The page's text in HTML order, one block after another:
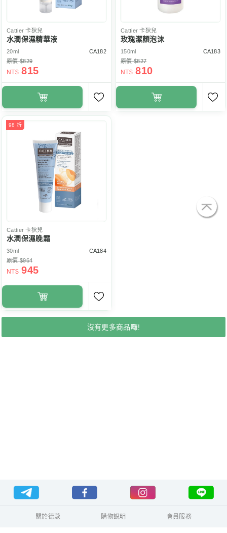
Cattier 卡狄兒
水潤保濕精華液
20ml
CA182
原價 $829
NT$ 815
Cattier 卡狄兒
玫瑰潔顏泡沫
150ml
CA183
原價 $827
NT$ 810
98 折
Cattier 卡狄兒
水潤保濕晚霜
30ml
CA184
原價 $964
NT$ 945
沒有更多商品囉!
關於德蔻 購物說明 會員服務